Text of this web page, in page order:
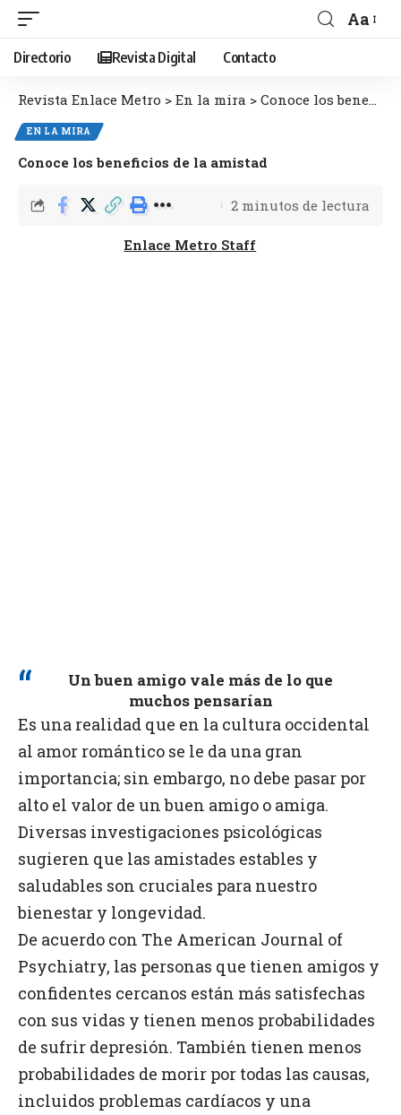
Aa
Directorio Revista Digital Contacto
Revista Enlace Metro > En la mira > Conoce los beneficios de la amistad
EN LA MIRA
Conoce los beneficios de la amistad
Enlace Metro Staff
2 minutos de lectura
Un buen amigo vale más de lo que
muchos pensarían
Es una realidad que en la cultura occidental
al amor romántico se le da una gran
importancia; sin embargo, no debe pasar por
alto el valor de un buen amigo o amiga.
Diversas investigaciones psicológicas
sugieren que las amistades estables y
saludables son cruciales para nuestro
bienestar y longevidad.
De acuerdo con The American Journal of
Psychiatry, las personas que tienen amigos y
confidentes cercanos están más satisfechas
con sus vidas y tienen menos probabilidades
de sufrir depresión. También tienen menos
probabilidades de morir por todas las causas,
incluidos problemas cardíacos y una